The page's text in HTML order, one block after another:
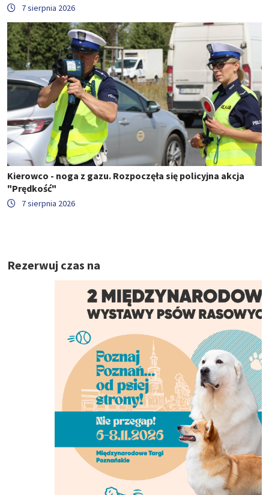
7 sierpnia 2026
Kierowco - noga z gazu. Rozpoczęła się policyjna akcja
"Prędkość"
7 sierpnia 2026
Rezerwuj czas na